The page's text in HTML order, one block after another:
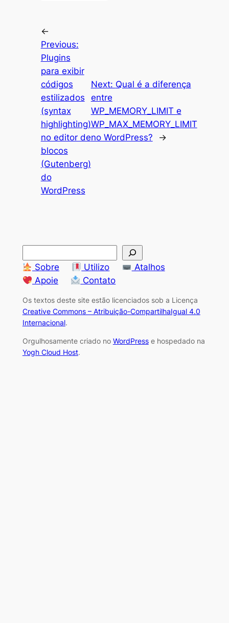
←
Previous:
Plugins
para exibir
códigos
estilizados
(syntax
highlighting)
no editor de
blocos
(Gutenberg)
do
WordPress
Next: Qual é a diferença
entre
WP_MEMORY_LIMIT e
WP_MAX_MEMORY_LIMIT
no WordPress?
→
e
a
c
h
Sobre Utilizo
Atalhos
Apoie
Contato
Os textos deste site estão licenciados sob a Licença
Creative Commons – Atribuição-CompartilhaIgual 4.0
Internacional.
Orgulhosamente criado no WordPresse hospedado na
Yogh Cloud Host.